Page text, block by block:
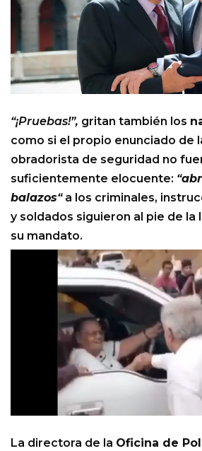
“¡Pruebas!”, gritan también los
como si el propio enunciado de
obradorista de seguridad no
suficientemente elocuente: “
balazos“a los criminales,
y soldados siguieron al pie de la
su mandato.
La directora de la Oficina de